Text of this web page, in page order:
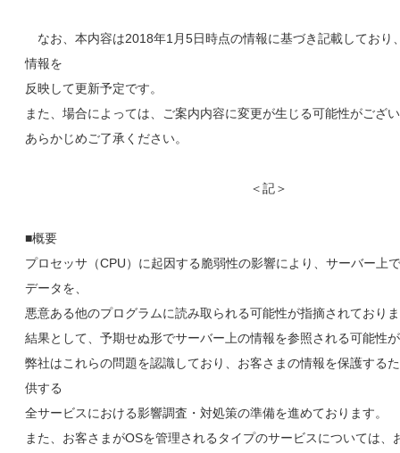
なお、本内容は2018年1月5日時点の情報に基づき記載しており
情報を
反映して更新予定です。
また、場合によっては、ご案内内容に変更が生じる可能性がござ
あらかじめご了承ください。
＜記＞
■概要
プロセッサ（CPU）に起因する脆弱性の影響により、サーバー上
データを、
悪意ある他のプログラムに読み取られる可能性が指摘されており
結果として、予期せぬ形でサーバー上の情報を参照される可能性
弊社はこれらの問題を認識しており、お客さまの情報を保護する
供する
全サービスにおける影響調査・対処策の準備を進めております。
また、お客さまがOSを管理されるタイプのサービスについては、